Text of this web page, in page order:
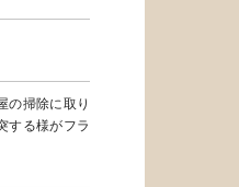
の掃除に取り
する様がフラ